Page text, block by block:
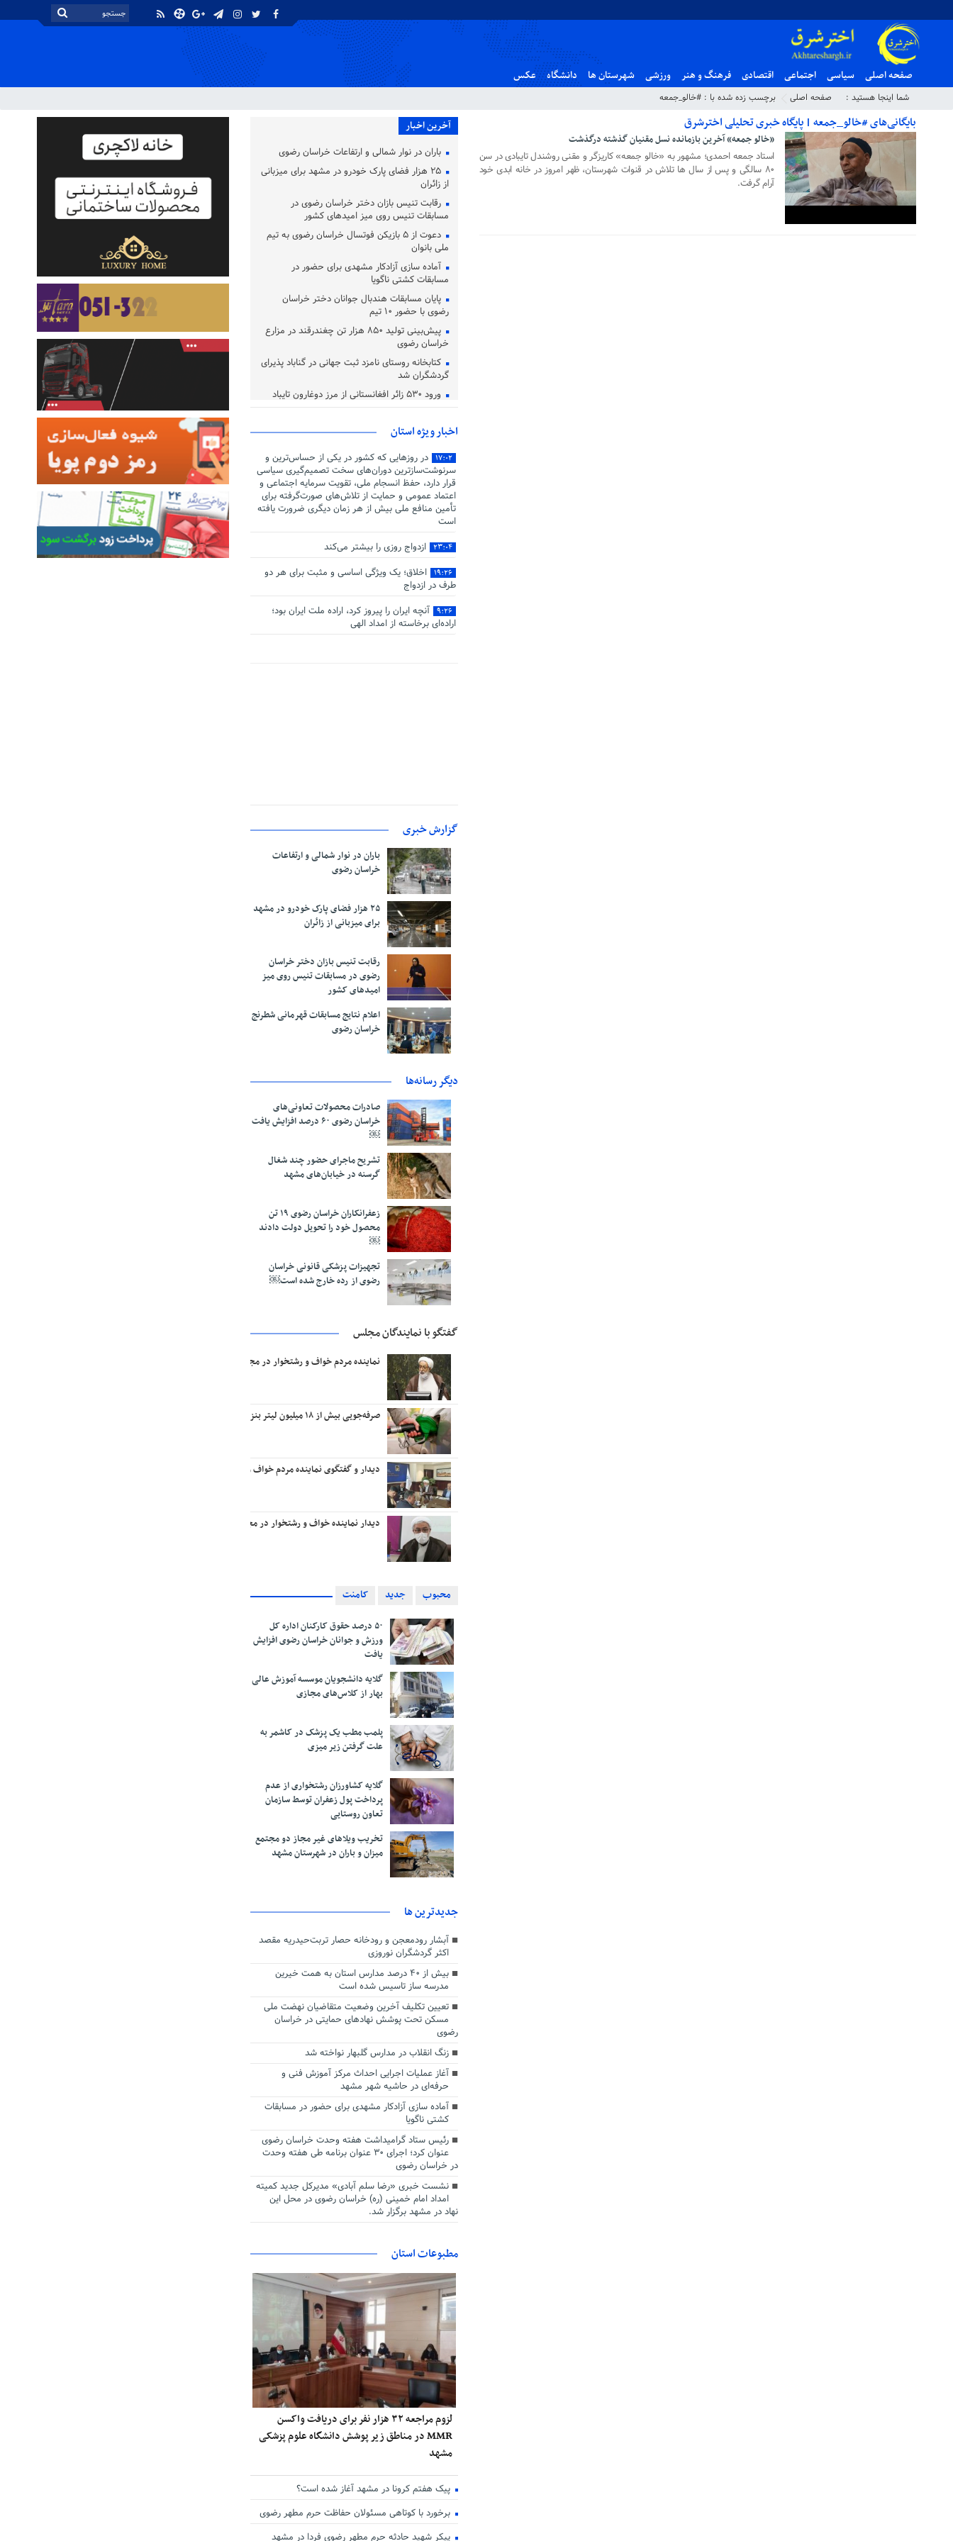
صفحه اصلی سیاسی اجتماعی اقتصادی فرهنگ و هنر ورزشی شهرستان ها دانشگاه عکس
شما اینجا هستید : صفحه اصلی برچسب زده شده با : #خالو_جمعه
بایگانی‌های #خالو_جمعه | پایگاه خبری تحلیلی اخترشرق
۱۸ شهریور ۱۳۹۸
«خالو جمعه» آخرین بازمانده نسل مقنیان گذشته درگذشت
استاد جمعه احمدی؛ مشهور به «خالو جمعه» کاریزگر و مقنی روشندل تایبادی در سن
۸۰ سالگی و پس از سال ها تلاش در قنوات شهرستان، ظهر امروز در خانه ابدی خود
آرام گرفت.
آخرین اخبار
باران در نوار شمالی و ارتفاعات خراسان رضوی
۲۵ هزار فضای پارک خودرو در مشهد برای میزبانی
از زائران
رقابت تنیس بازان دختر خراسان رضوی در
مسابقات تنیس روی میز امیدهای کشور
دعوت از ۵ بازیکن فوتسال خراسان رضوی به تیم
ملی بانوان
آماده‌ سازی آزادکار مشهدی برای حضور در
مسابقات کشتی ناگویا
پایان مسابقات هندبال جوانان دختر خراسان
رضوی با حضور ۱۰ تیم
پیش‌بینی تولید ۸۵۰ هزار تن چغندرقند در مزارع
خراسان رضوی
کتابخانه روستای نامزد ثبت جهانی در گناباد پذیرای
گردشگران شد
ورود ۵۳۰ زائر افغانستانی از مرز دوغارون تایباد
اخبار ویژه استان
۱۷:۰۲
در روزهایی که کشور در یکی از حساس‌ترین و
سرنوشت‌سازترین دوران‌های سخت تصمیم‌گیری سیاسی
قرار دارد، حفظ انسجام ملی، تقویت سرمایه اجتماعی و
اعتماد عمومی و حمایت از تلاش‌های صورت‌گرفته برای
تأمین منافع ملی بیش از هر زمان دیگری ضرورت یافته
است
۲۳:۰۴ ازدواج روزی را بیشتر می‌کند
۱۹:۲۶
اخلاق؛ یک ویژگی اساسی و مثبت برای هر دو
طرف در ازدواج
۹:۲۶
آنچه ایران را پیروز کرد، اراده ملت ایران بود؛
اراده‌ای برخاسته از امداد الهی
گزارش خبری
باران در نوار شمالی و ارتفاعات
خراسان رضوی
۲۵ هزار فضای پارک خودرو در مشهد
برای میزبانی از زائران
رقابت تنیس بازان دختر خراسان
رضوی در مسابقات تنیس روی میز
امیدهای کشور
اعلام نتایج مسابقات قهرمانی شطرنج
خراسان رضوی
دیگر رسانه‌ها
صادرات محصولات تعاونی‌های
خراسان رضوی ۶۰ درصد افزایش یافت
￼
تشریح ماجرای حضور چند شغال
گرسنه در خیابان‌های مشهد
زعفرانکاران خراسان رضوی ۱۹ تن
محصول خود را تحویل دولت دادند
￼
تجهیزات پزشکی قانونی خراسان
رضوی از رده خارج شده است￼
گفتگو با نمایندگان مجلس
نماینده مردم خواف و رشتخوار در مجلس: تا وقتی متون درسی متحول نشود تحول در مجموعه‌های آموزشی
صرفه‌جویی بیش از ۱۸ میلیون لیتر بنزین در منطقه تربت‌حیدریه￼
دیدار و گفتگوی نماینده مردم خواف و رشتخوار در مجلس با وزیر راه و شهرسازی
دیدار نماینده خواف و رشتخوار در مجلس با وزیر میراث فرهنگی، گردشگری و صنایع‌دستی￼
محبوب جدید کامنت
۵۰ درصد حقوق کارکنان اداره کل
ورزش و جوانان خراسان رضوی افزایش
یافت
گلایه دانشجویان موسسه آموزش عالی
بهار از کلاس‌های مجازی
پلمب مطب یک پزشک در کاشمر به
علت گرفتن زیر میزی
گلایه کشاورزان رشتخواری از عدم
پرداخت پول زعفران توسط سازمان
تعاون روستایی
تخریب ویلاهای غیر مجاز دو مجتمع
میزان و باران در شهرستان مشهد
جديدترين ها
آبشار رودمعجن و رودخانه حصار تربت‌حیدریه مقصد
اکثر گردشگران نوروزی
بیش از ۴۰ درصد مدارس استان به همت خیرین
مدرسه ساز تاسیس شده است
تعیین تکلیف آخرین وضعیت متقاضیان نهضت ملی
مسکن تحت پوشش نهادهای حمایتی در خراسان
رضوی
زنگ انقلاب در مدارس گلبهار نواخته شد
آغاز عملیات اجرایی احداث مرکز آموزش فنی و
حرفه‌ای در حاشیه شهر مشهد
آماده‌ سازی آزادکار مشهدی برای حضور در مسابقات
کشتی ناگویا
رئیس ستاد گرامیداشت هفته وحدت خراسان رضوی
عنوان کرد؛ اجرای ۳۰ عنوان برنامه طی هفته وحدت
در خراسان رضوی
نشست خبری «رضا سلم آبادی» مدیرکل جدید کمیته
امداد امام خمینی (ره) خراسان رضوی در محل این
نهاد در مشهد برگزار شد.
مطبوعات استان
لزوم مراجعه ۳۲ هزار نفر برای دریافت واکسن
MMR در مناطق زیر پوشش دانشگاه علوم پزشکی
مشهد
پیک هفتم کرونا در مشهد آغاز شده است؟
برخورد با کوتاهی مسئولان حفاظت حرم مطهر رضوی
پیکر شهید حادثه حرم مطهر رضوی فردا در مشهد